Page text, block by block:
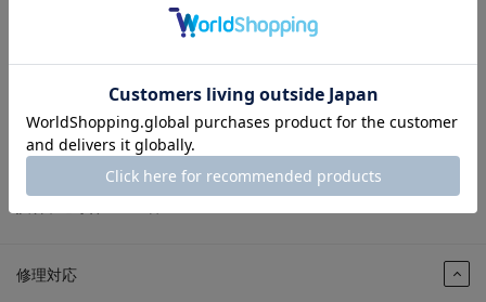
足首が締め付け感がなく動きやすいので歩きやす
いです
足入れ感（幅）：
標準（2E相当）
足入れ感（甲）：
高め
レビューポイント付
与：
可
返品サイズ交換：
可
修理対応